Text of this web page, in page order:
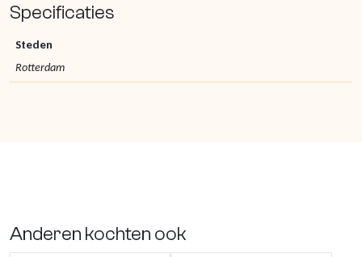
Specificaties
Steden
Rotterdam
Anderen kochten ook